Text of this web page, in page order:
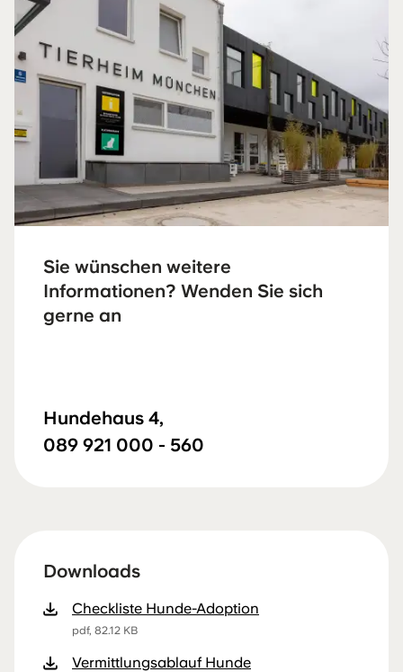
Sie wünschen weitere
Informationen? Wenden Sie sich
gerne an
Hundehaus 4,
089 921 000 - 560
Downloads
Checkliste Hunde-Adoption
pdf, 82.12 KB
Vermittlungsablauf Hunde